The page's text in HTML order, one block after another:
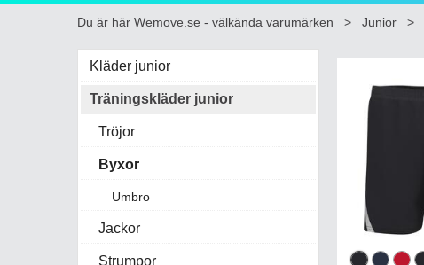
Du är här Wemove.se - välkända varumärken > Junior >
Kläder junior
Träningskläder junior
Tröjor
Byxor
Umbro
Jackor
Strumpor